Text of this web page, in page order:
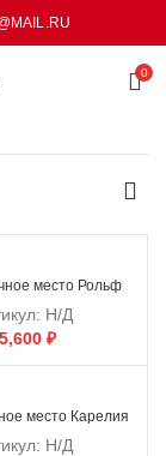
0
место Рольф
Н/Д
₽
место Карелия
Н/Д